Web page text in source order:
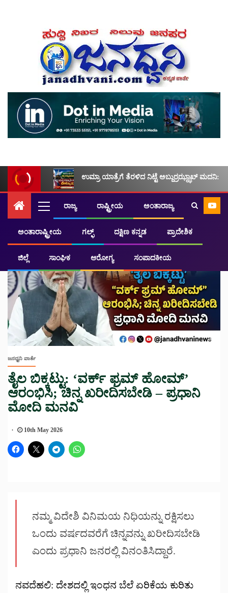
ಉಮ್ರಾ ಯಾತ್ರೆಗೆ ತೆರಳಿದ ನಿಟ್ಟೆ ಅಬ್ದುರ್ರಝ್ಝಾಖ್ ಮದನಿ:
ರಾಜ್ಯ ರಾಷ್ಟ್ರೀಯ ಅಂತಾರಾಜ್ಯ
ಅಂತಾರಾಷ್ಟ್ರೀಯ ಗಲ್ಫ್ ದಕ್ಷಿಣ ಕನ್ನಡ ಪ್ರಾದೇಶಿಕ
ಜಿಲ್ಲೆ ಸಾಂಘಿಕ ಆರೋಗ್ಯ ಸಂಪಾದಕೀಯ
ಜನಧ್ವನಿ ವಾರ್ತೆ
ತೈಲ ಬಿಕ್ಕಟ್ಟು: ‘ವರ್ಕ್ ಫ್ರಮ್ ಹೋಮ್’
ಆರಂಭಿಸಿ; ಚಿನ್ನ ಖರೀದಿಸಬೇಡಿ – ಪ್ರಧಾನಿ
ಮೋದಿ ಮನವಿ
10th May 2026
ನಮ್ಮ ವಿದೇಶಿ ವಿನಿಮಯ ನಿಧಿಯನ್ನು ರಕ್ಷಿಸಲು
ಒಂದು ವರ್ಷದವರೆಗೆ ಚಿನ್ನವನ್ನು ಖರೀದಿಸಬೇಡಿ
ಎಂದು ಪ್ರಧಾನಿ ಜನರಲ್ಲಿ ವಿನಂತಿಸಿದ್ದಾರೆ.
ನವದೆಹಲಿ: ದೇಶದಲ್ಲಿ ಇಂಧನ ಬೆಲೆ ಏರಿಕೆಯ ಕುರಿತು